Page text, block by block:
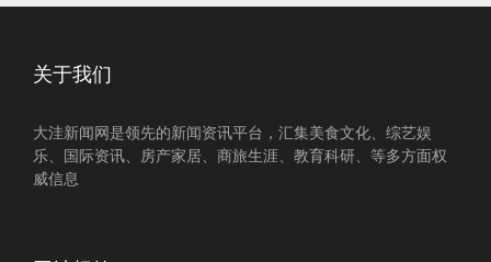
关于我们
大洼新闻网是领先的新闻资讯平台，汇集美食文化、综艺娱
乐、国际资讯、房产家居、商旅生涯、教育科研、等多方面权
威信息